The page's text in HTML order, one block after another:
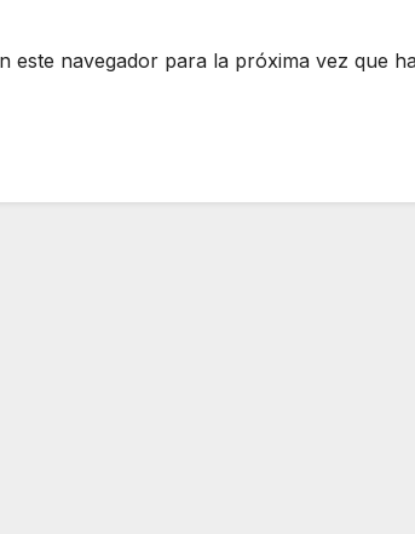
navegador para la próxima vez que